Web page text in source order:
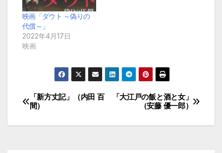
映画「ダウト ～偽りの
代償～」
2022年4月17日
映画
投
稿
「大江戸の飯と酒と女」
（安藤 優一郎）
「新方丈記」（内田 百
間）